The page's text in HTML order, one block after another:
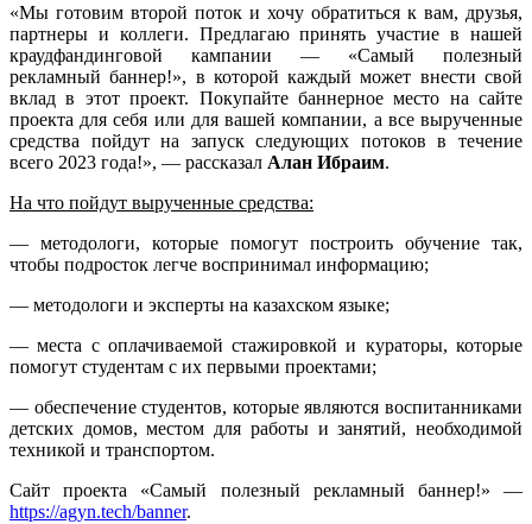
«Мы готовим второй поток и хочу обратиться к вам, друзья,
партнеры и коллеги. Предлагаю принять участие в нашей
краудфандинговой кампании — «Самый полезный
рекламный баннер!», в которой каждый может внести свой
вклад в этот проект. Покупайте баннерное место на сайте
проекта для себя или для вашей компании, а все вырученные
средства пойдут на запуск следующих потоков в течение
всего 2023 года!», — рассказал Алан Ибраим.
На что пойдут вырученные средства:
— методологи, которые помогут построить обучение так,
чтобы подросток легче воспринимал информацию;
— методологи и эксперты на казахском языке;
— места с оплачиваемой стажировкой и кураторы, которые
помогут студентам с их первыми проектами;
— обеспечение студентов, которые являются воспитанниками
детских домов, местом для работы и занятий, необходимой
техникой и транспортом.
Сайт проекта «Самый полезный рекламный баннер!» —
https://agyn.tech/banner.